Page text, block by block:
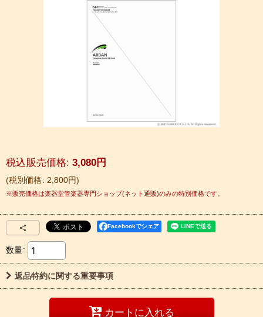
税別価格: 2,800円
税込 : 3,080円
Facebookでシェア
数量:
返品特約に関する重要事項
カートに入れる